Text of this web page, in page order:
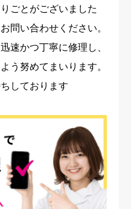
ごとがございました
問い合わせください。
速かつ丁寧に修理し、
う努めてまいります。
しております